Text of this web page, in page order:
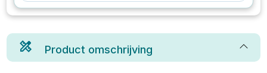
Product omschrijving